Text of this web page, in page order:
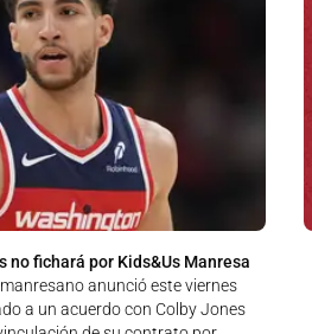
no fichará por Kids&Us Manresa
anunció este viernes
a un acuerdo con Colby Jones